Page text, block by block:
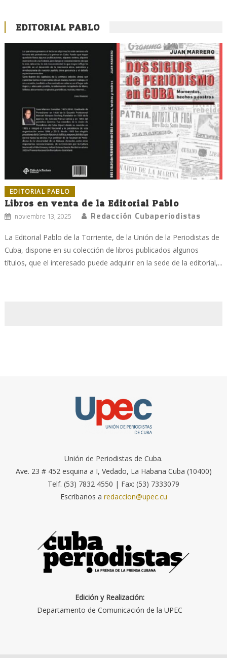
EDITORIAL PABLO
EDITORIAL PABLO
Libros en venta de la Editorial Pablo
noviembre 13, 2025 Redacción Cubaperiodistas
La Editorial Pablo de la Torriente, de la Unión de la Periodistas de
Cuba, dispone en su colección de libros publicados algunos
títulos, que el interesado puede adquirir en la sede de la editorial,...
Unión de Periodistas de Cuba.
Ave. 23 # 452 esquina a I, Vedado, La Habana Cuba (10400)
Telf. (53) 7832 4550 | Fax: (53) 7333079
Escríbanos a redaccion@upec.cu
Edición y Realización:
Departamento de Comunicación de la UPEC